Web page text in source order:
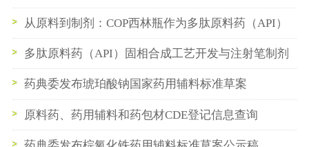
业升级
从原料到制剂：COP西林瓶作为多肽原料药（API）
中间储存容器的最佳实践
多肽原料药（API）固相合成工艺开发与注射笔制剂
生产的无缝衔接实践
药典委发布琥珀酸钠国家药用辅料标准草案
原料药、药用辅料和药包材CDE登记信息查询